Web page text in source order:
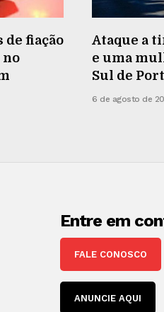
de fiação
no
Ataque a
e uma
Sul de
6 de agosto de
Entre em
FALE CONOSCO
ANUNCIE AQUI